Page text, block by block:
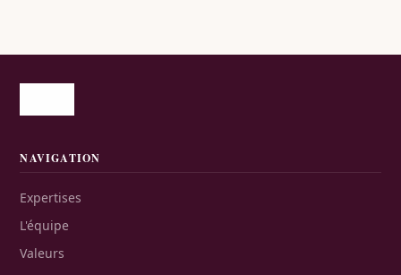
NAVIGATION
Expertises
L'équipe
Valeurs